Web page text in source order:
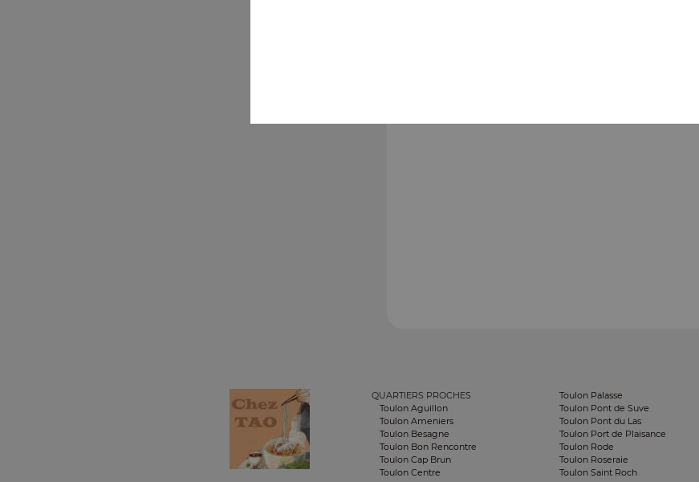
QUARTIERS PROCHES
Toulon Aguillon
Toulon Ameniers
Toulon Besagne
Toulon Bon Rencontre
Toulon Cap Brun
Toulon Centre
Toulon Palasse
Toulon Pont de Suve
Toulon Pont du Las
Toulon Port de Plaisance
Toulon Rode
Toulon Roseraie
Toulon Saint Roch